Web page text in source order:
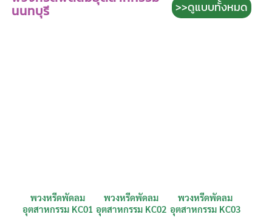
นนทบุรี >>ดูแบบทั้งหมด
พวงหรีดพัดลม
อุตสาหกรรม KC01
พวงหรีดพัดลม
อุตสาหกรรม KC02
พวงหรีดพัดลม
อุตสาหกรรม KC03